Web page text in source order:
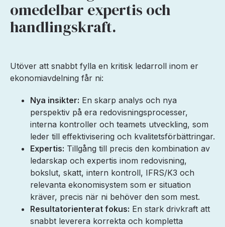
omedelbar expertis och
handlingskraft.
Utöver att snabbt fylla en kritisk ledarroll inom er
ekonomiavdelning får ni:
Nya insikter: En skarp analys och nya
perspektiv på era redovisningsprocesser,
interna kontroller och teamets utveckling, som
leder till effektivisering och kvalitetsförbättringar.
Expertis: Tillgång till precis den kombination av
ledarskap och expertis inom redovisning,
bokslut, skatt, intern kontroll, IFRS/K3 och
relevanta ekonomisystem som er situation
kräver, precis när ni behöver den som mest.
Resultatorienterat fokus: En stark drivkraft att
snabbt leverera korrekta och kompletta